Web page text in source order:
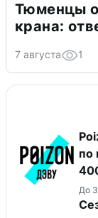
Тюменцы
крана:
7 августа 1
по
До